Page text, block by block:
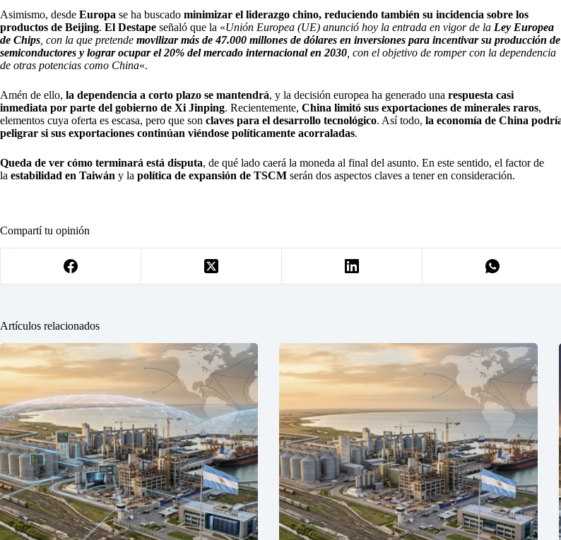
Asimismo, desde Europa se ha buscado minimizar el liderazgo chino, reduciendo también su incidencia sobre los
productos de Beijing. El Destape señaló que la «Unión Europea (UE) anunció hoy la entrada en vigor de la Ley Europea
de Chips , con la que pretende movilizar más de 47.000 millones de dólares en inversiones para incentivar su producción de
semiconductores y lograr ocupar el 20% del mercado internacional en 2030 , con el objetivo de romper con la dependencia
de otras potencias como China«.
Amén de ello, la dependencia a corto plazo se mantendrá, y la decisión europea ha generado una respuesta casi
inmediata por parte del gobierno de Xi Jinping. Recientemente, China limitó sus exportaciones de minerales raros,
elementos cuya oferta es escasa, pero que son claves para el desarrollo tecnológico. Así todo, la economía de China
peligrar si sus exportaciones continúan viéndose políticamente acorraladas.
Queda de ver cómo terminará está disputa, de qué lado caerá la moneda al final del asunto. En este sentido, el factor de
la estabilidad en Taiwán y la política de expansión de TSCM serán dos aspectos claves a tener en consideración.
Compartí tu opinión
Artículos relacionados